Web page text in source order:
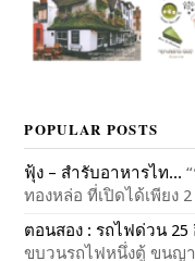
POPULAR POSTS
ฟุ้ง – สำรับอาหารไท...
ทองหล่อ ที่เปิดได้เพียง 2
ตอนสอง : รถไฟด่วน 25
ขบวนรถไฟหนึ่งตู้ ขนญ